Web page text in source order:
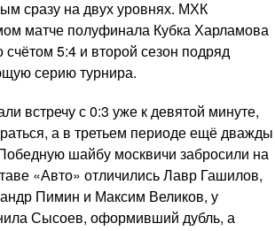
сразу на двух уровнях. МХК
матче полуфинала Кубка Харламова
5:4 и второй сезон подряд
серию турнира.
встречу с 0:3 уже к девятой минуте,
а в третьем периоде ещё дважды
шайбу москвичи забросили на
«Авто» отличились Лавр Гашилов,
Пимин и Максим Великов, у
Сысоев, оформивший дубль, а